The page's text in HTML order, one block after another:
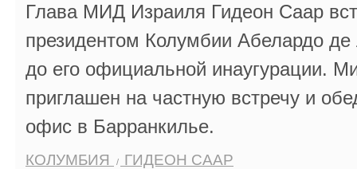
Глава МИД Израиля Гидеон Саар
президентом Колумбии Абелардо
до его официальной инаугурации.
приглашен на частную встречу и
офис в Барранкилье.
КОЛУМБИЯ ГИДЕОН СААР